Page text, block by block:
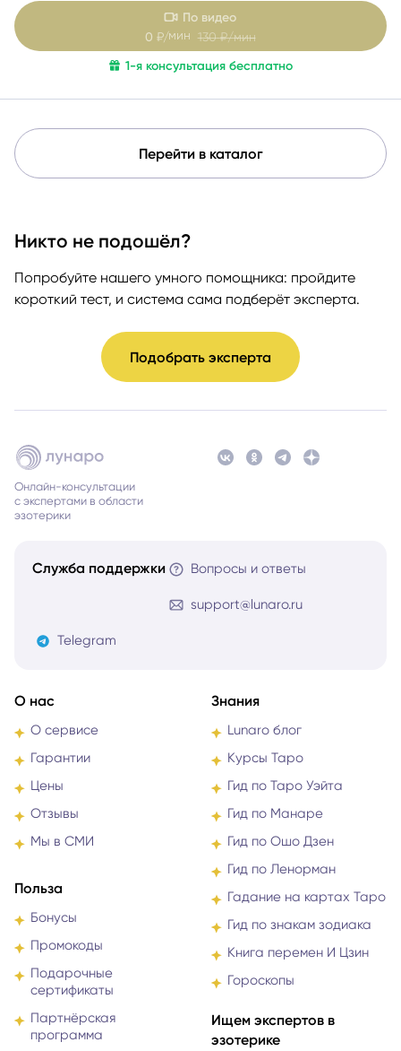
По видео
0 ₽/мин 130 ₽/мин
1-я консультация бесплатно
Перейти в каталог
Никто не подошёл?
Попробуйте нашего умного помощника: пройдите
короткий тест, и система сама подберёт эксперта.
Подобрать эксперта
Онлайн-консультации
с экспертами в области
эзотерики
Служба поддержки Вопросы и ответы
support@lunaro.ru
Telegram
О нас
О сервисе
Гарантии
Цены
Отзывы
Мы в СМИ
Польза
Бонусы
Промокоды
Подарочные
сертификаты
Партнёрская
программа
Знания
Lunaro блог
Курсы Таро
Гид по Таро Уэйта
Гид по Манаре
Гид по Ошо Дзен
Гид по Ленорман
Гадание на картах Таро
Гид по знакам зодиака
Книга перемен И Цзин
Гороскопы
Ищем экспертов в
эзотерике